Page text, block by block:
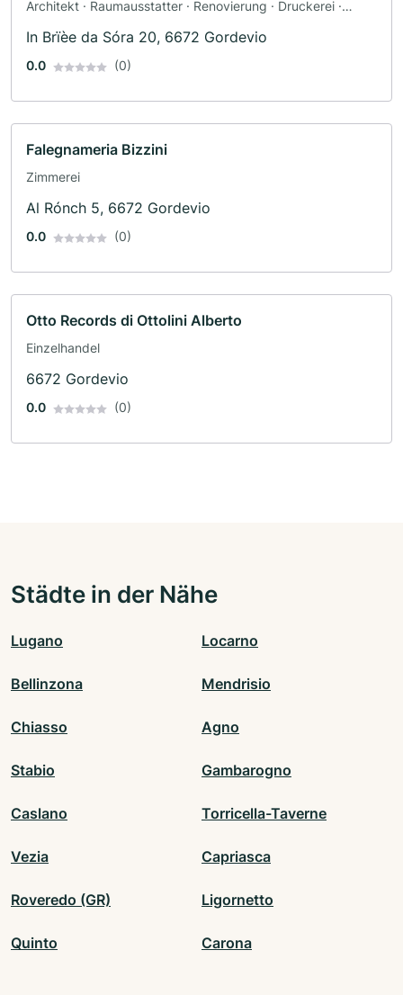
Architekt · Raumausstatter · Renovierung · Druckerei ·
In Brïèe da Sóra 20, 6672 Gordevio
0.0 (0)
Falegnameria Bizzini
Zimmerei
Al Rónch 5, 6672 Gordevio
0.0 (0)
Otto Records di Ottolini Alberto
Einzelhandel
6672 Gordevio
0.0 (0)
Städte in der Nähe
Lugano Locarno
Bellinzona Mendrisio
Chiasso Agno
Stabio Gambarogno
Caslano Torricella-Taverne
Vezia Capriasca
Roveredo (GR) Ligornetto
Quinto Carona